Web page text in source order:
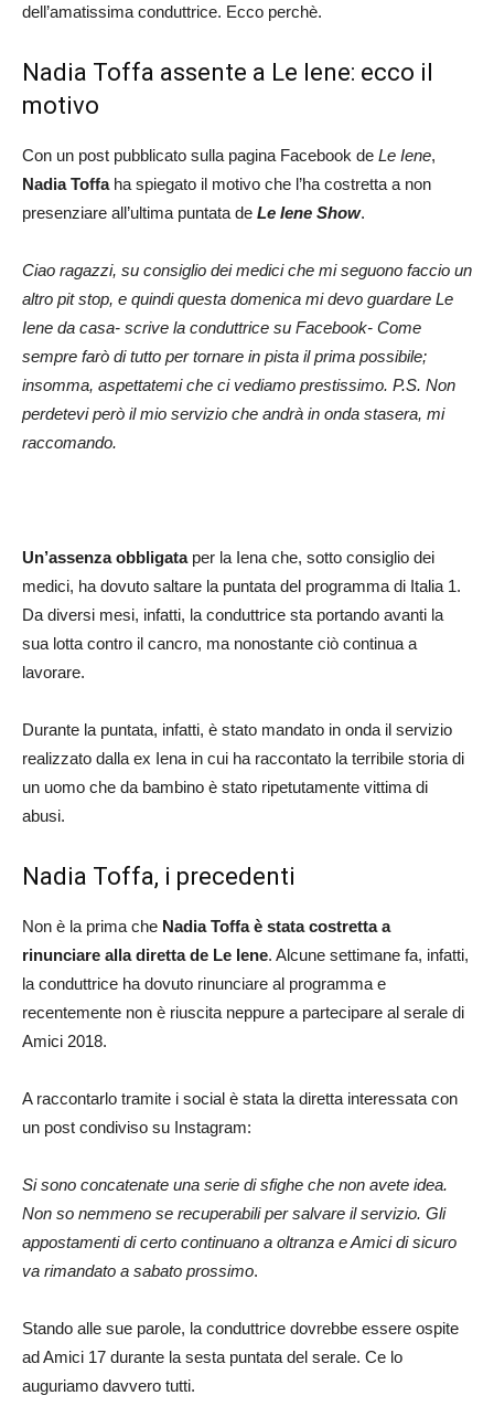
dell’amatissima conduttrice. Ecco perchè.
Nadia Toffa assente a Le Iene: ecco il
motivo
Con un post pubblicato sulla pagina Facebook de Le Iene,
Nadia Toffaha spiegato il motivo che l’ha costretta a non
presenziare all’ultima puntata de Le Iene Show.
Ciao ragazzi, su consiglio dei medici che mi seguono faccio un
altro pit stop, e quindi questa domenica mi devo guardare Le
Iene da casa- scrive la conduttrice su Facebook- Come
sempre farò di tutto per tornare in pista il prima possibile;
insomma, aspettatemi che ci vediamo prestissimo. P.S. Non
perdetevi però il mio servizio che andrà in onda stasera, mi
raccomando.
Un’assenza obbligataper la Iena che, sotto consiglio dei
medici, ha dovuto saltare la puntata del programma di Italia 1.
Da diversi mesi, infatti, la conduttrice sta portando avanti la
sua lotta contro il cancro, ma nonostante ciò continua a
lavorare.
Durante la puntata, infatti, è stato mandato in onda il servizio
realizzato dalla ex Iena in cui ha raccontato la terribile storia di
un uomo che da bambino è stato ripetutamente vittima di
abusi.
Nadia Toffa, i precedenti
Non è la prima che Nadia Toffa è stata costretta a
rinunciare alla diretta de Le Iene. Alcune settimane fa, infatti,
la conduttrice ha dovuto rinunciare al programma e
recentemente non è riuscita neppure a partecipare al serale di
Amici 2018.
A raccontarlo tramite i social è stata la diretta interessata con
un post condiviso su Instagram:
Si sono concatenate una serie di sfighe che non avete idea.
Non so nemmeno se recuperabili per salvare il servizio. Gli
appostamenti di certo continuano a oltranza e Amici di sicuro
va rimandato a sabato prossimo.
Stando alle sue parole, la conduttrice dovrebbe essere ospite
ad Amici 17 durante la sesta puntata del serale. Ce lo
auguriamo davvero tutti.